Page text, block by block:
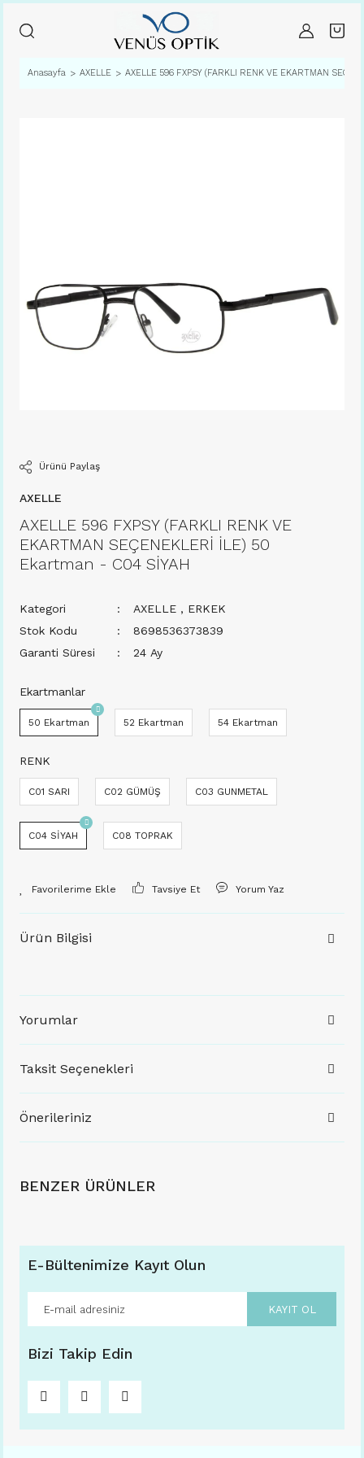
Anasayfa AXELLE AXELLE 596 FXPSY (FARKLI RENK VE EKARTMAN
Ürünü Paylaş
AXELLE
AXELLE 596 FXPSY (FARKLI RENK VE
EKARTMAN SEÇENEKLERİ İLE) 50
Ekartman - C04 SİYAH
Kategori AXELLE , ERKEK
Stok Kodu
8698536373839
Garanti Süresi
24 Ay
Ekartmanlar
50 Ekartman 52 Ekartman 54 Ekartman
RENK
C01 SARI C02 GÜMÜŞ C03 GUNMETAL
C04 SİYAH C08 TOPRAK
Tavsiye Et Yorum Yaz
Ürün Bilgisi
Yorumlar
Taksit Seçenekleri
Önerileriniz
BENZER ÜRÜNLER
E-Bültenimize Kayıt Olun
KAYIT OL
Bizi Takip Edin